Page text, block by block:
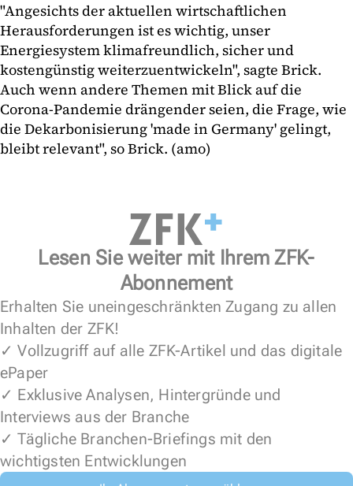
"Angesichts der aktuellen wirtschaftlichen
Herausforderungen ist es wichtig, unser
Energiesystem klimafreundlich, sicher und
kostengünstig weiterzuentwickeln", sagte Brick.
Auch wenn andere Themen mit Blick auf die
Corona-Pandemie drängender seien, die Frage, wie
die Dekarbonisierung 'made in Germany' gelingt,
bleibt relevant", so Brick. (amo)
Lesen Sie weiter mit Ihrem ZFK-
Abonnement
Erhalten Sie uneingeschränkten Zugang zu allen
Inhalten der ZFK!
✓ Vollzugriff auf alle ZFK-Artikel und das digitale
ePaper
✓ Exklusive Analysen, Hintergründe und
Interviews aus der Branche
✓ Tägliche Branchen-Briefings mit den
wichtigsten Entwicklungen